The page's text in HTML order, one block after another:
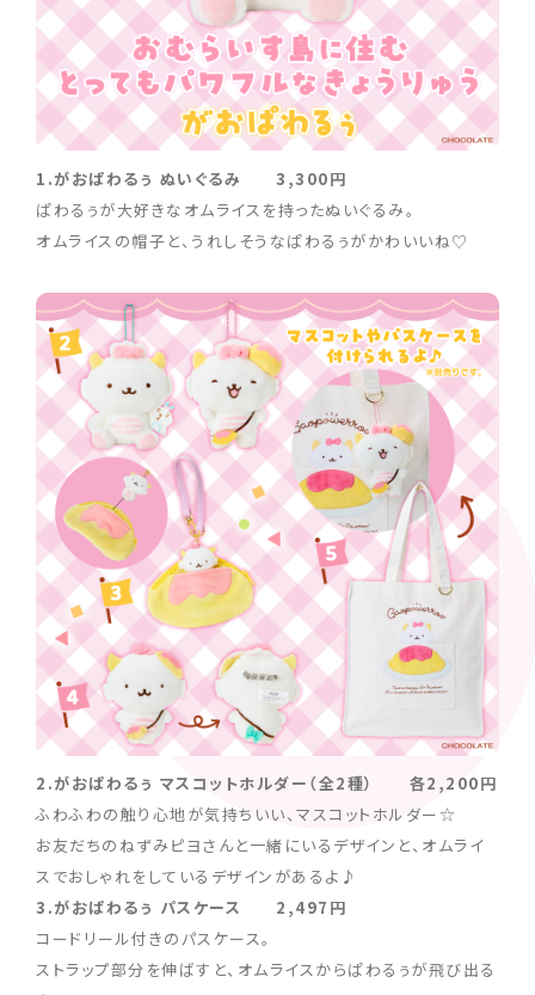
1.がおぱわるぅ ぬいぐるみ 3,300円
ぱわるぅが大好きなオムライスを持ったぬいぐるみ。
オムライスの帽子と、うれしそうなぱわるぅがかわいいね♡
2.がおぱわるぅ マスコットホルダー（全2種） 各2,200円
ふわふわの触り心地が気持ちいい、マスコットホルダー☆
お友だちのねずみピヨさんと一緒にいるデザインと、オムライ
スでおしゃれをしているデザインがあるよ♪
3.がおぱわるぅ パスケース 2,497円
コードリール付きのパスケース。
ストラップ部分を伸ばすと、オムライスからぱわるぅが飛び出る